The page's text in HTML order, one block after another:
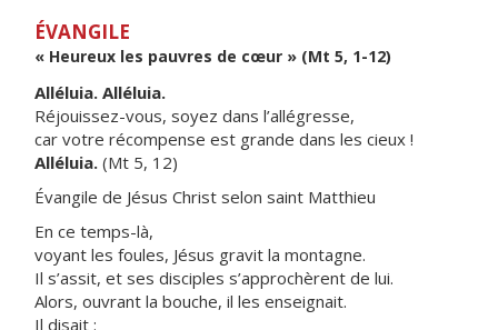
ÉVANGILE
« Heureux les pauvres de cœur » (Mt 5, 1-12)
Alléluia. Alléluia.
Réjouissez-vous, soyez dans l’allégresse,
car votre récompense est grande dans les cieux !
Alléluia. (Mt 5, 12)
Évangile de Jésus Christ selon saint Matthieu
En ce temps-là,
voyant les foules, Jésus gravit la montagne.
Il s’assit, et ses disciples s’approchèrent de lui.
Alors, ouvrant la bouche, il les enseignait.
Il disait :